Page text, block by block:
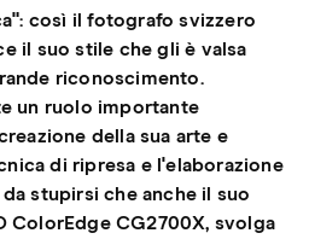
così il fotografo svizzero
il suo stile che gli è valsa
riconoscimento.
un ruolo importante
della sua arte e
di ripresa e l'elaborazione
stupirsi che anche il suo
ColorEdge CG2700X, svolga